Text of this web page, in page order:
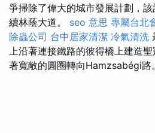
爭掃除了偉大的城市發展計劃，
續林蔭大道。 seo 意思 專屬台北
除蟲公司 台中居家清潔 冷氣清洗
上沿著連接鐵路的彼得橋上建造
著寬敞的圓圈轉向Hamzsabégi路。